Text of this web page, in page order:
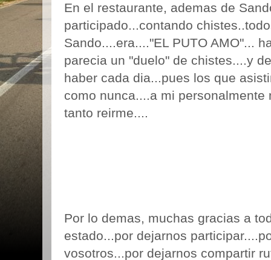
En el restaurante, ademas de
participado...contando
Sando....era...."EL PUTO AMO"...
parecia un "duelo" de chistes....y
haber cada dia...pues los que
como nunca....a mi
tanto reirme....
Por lo demas, muchas gracias a
estado...por dejarnos
vosotros...por dejarnos compartir